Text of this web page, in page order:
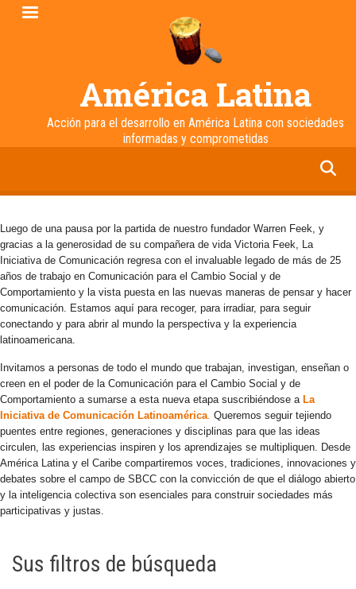
Pasar
América Latina
Acción para el desarrollo en América Latina con sociedades
informadas y comprometidas
Luego de una pausa por la partida de nuestro fundador Warren Feek, y
gracias a la generosidad de su compañera de vida Victoria Feek, La
Iniciativa de Comunicación regresa con el invaluable legado de más de 25
años de trabajo en Comunicación para el Cambio Social y de
Comportamiento y la vista puesta en las nuevas maneras de pensar y hacer
comunicación. Estamos aquí para recoger, para irradiar, para seguir
conectando y para abrir al mundo la perspectiva y la experiencia
latinoamericana.
Invitamos a personas de todo el mundo que trabajan, investigan, enseñan o
creen en el poder de la Comunicación para el Cambio Social y de
Comportamiento a sumarse a esta nueva etapa suscribiéndose a La
Iniciativa de Comunicación Latinoamérica. Queremos seguir tejiendo
puentes entre regiones, generaciones y disciplinas para que las ideas
circulen, las experiencias inspiren y los aprendizajes se multipliquen. Desde
América Latina y el Caribe compartiremos voces, tradiciones, innovaciones y
debates sobre el campo de SBCC con la convicción de que el diálogo abierto
y la inteligencia colectiva son esenciales para construir sociedades más
participativas y justas.
Sus filtros de búsqueda